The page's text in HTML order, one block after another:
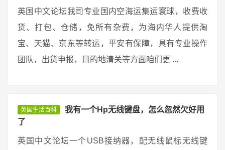
英国中文论坛我司专业国内空海运集运寰球，收费收
货、打包、仓储，免所有杂费，为海内华人提供淘
宝、天猫、京东等转运，平安有保障，具有专业操作
团队，出货申报，目的地清关等方面咱们更 ...
英国生活百科
我有一个Hp无线键盘，怎么忽然欠好用
了
英国中文论坛一个USB接纳器，配无线鼠标无线键